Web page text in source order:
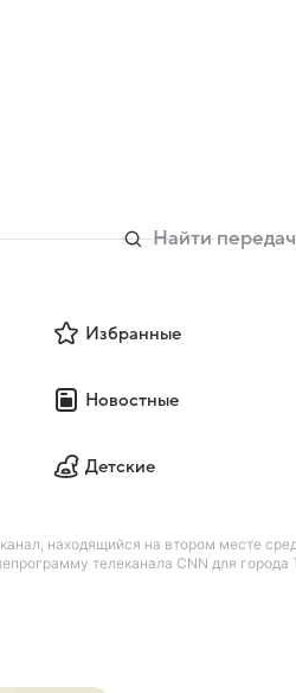
Избранные
Новостные
Детские
находящийся на втором месте
телеканала CNN для города